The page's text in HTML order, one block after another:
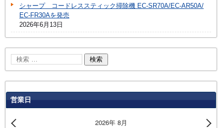
シャープ コードレススティック掃除機 EC-SR70A/EC-AR50A/
EC-FR30Aを発売
2026年6月13日
営業日
2026年 8月